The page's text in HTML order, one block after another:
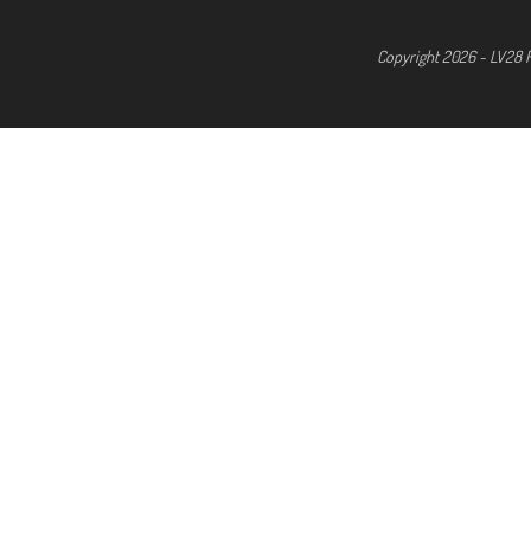
Copyright 2026 - LV28